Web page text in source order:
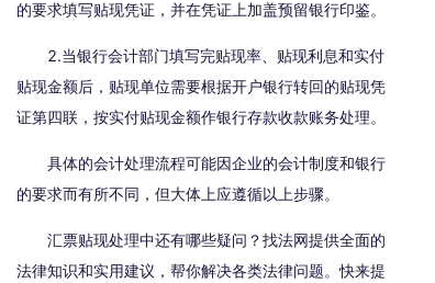
的要求填写贴现凭证，并在凭证上加盖预留银行印鉴。
2.当银行会计部门填写完贴现率、贴现利息和实付
贴现金额后，贴现单位需要根据开户银行转回的贴现凭
证第四联，按实付贴现金额作银行存款收款账务处理。
具体的会计处理流程可能因企业的会计制度和银行
的要求而有所不同，但大体上应遵循以上步骤。
汇票贴现处理中还有哪些疑问？找法网提供全面的
法律知识和实用建议，帮你解决各类法律问题。快来提